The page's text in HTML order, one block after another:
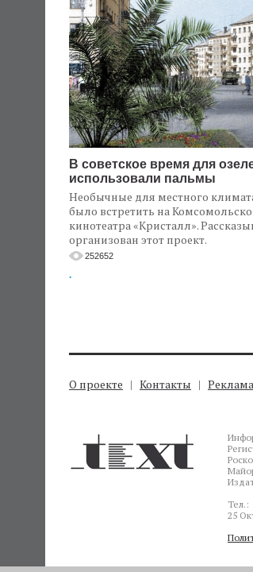
В советское время для
использовали пальмы
Необычные для местного
было встретить на
кинотеатра «Кристалл».
организован этот проект.
252652
.
О проекте Контакты
Тел.:
25